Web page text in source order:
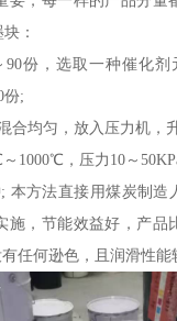
：
90份，选取一种催化
份;
合均匀，放入压力机，
1000℃，压力10～
本方法直接用煤炭制造
施，节能效益好，产品
任何逊色，且润滑性能